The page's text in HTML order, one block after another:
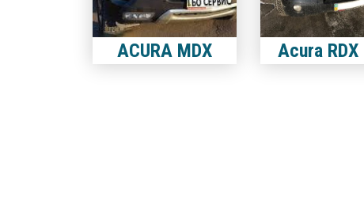
ACURA MDX Acura RDX